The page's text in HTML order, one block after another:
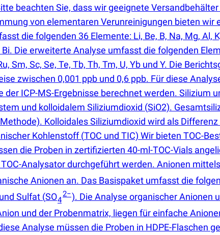
beachten Sie, dass wir geeignete
von elementaren Verunreinigungen bieten wir
die folgenden 36 Elemente: Li, Be, B, Na, Mg, Al, K,
Bi. Die erweiterte Analyse umfasst die folgenden
Sm, Sc, Se, Te, Tb, Th, Tm, U, Yb und Y. Die
zwischen 0,001 ppb und 0,6 ppb. Für diese
ICP-MS-Ergebnisse berechnet werden. Silizium
und kolloidalem Siliziumdioxid (SiO2).
Kolloidales Siliziumdioxid wird als
Kohlenstoff(TOC und TIC) Wir bieten TOC-
die Proben in zertifizierten 40-ml-TOC-Vials
Analysator durchgeführt werden. Anionen
Anionen an. Das Basispaket umfasst die
Sulfat (SO4
2−). Die Analyse organischer Anionen
und der Probenmatrix, liegen für einfache
Analyse müssen die Proben in HDPE-Flaschen